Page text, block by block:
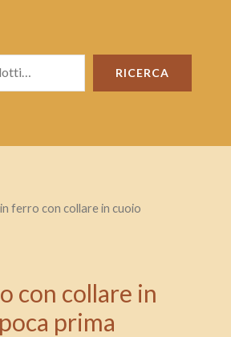
RICERCA
ferro con collare in cuoio
con collare in
prima